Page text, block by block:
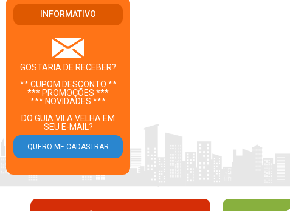
INFORMATIVO
GOSTARIA DE RECEBER?
** CUPOM DESCONTO **
*** PROMOÇÕES ***
*** NOVIDADES ***
DO GUIA VILA VELHA EM
SEU E-MAIL?